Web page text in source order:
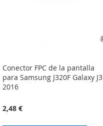
Conector FPC de la pantalla
para Samsung J320F Galaxy J3
2016
2,48 €